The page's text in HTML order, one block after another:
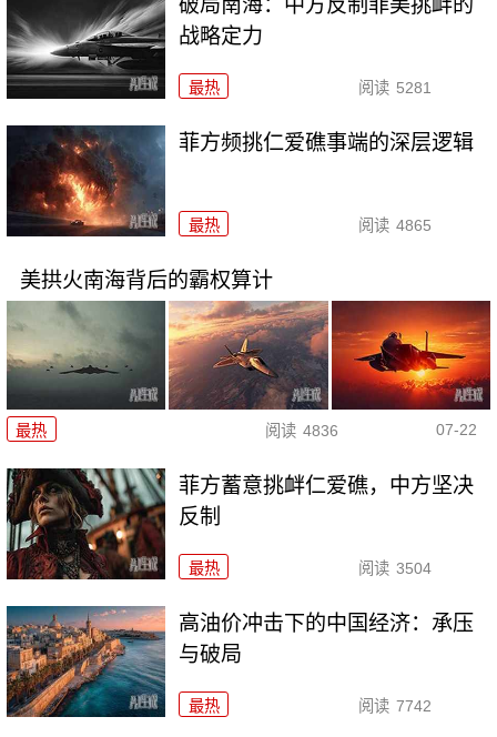
破局南海：中方反制菲美挑衅的
战略定力
最热 阅读 5281
菲方频挑仁爱礁事端的深层逻辑
最热 阅读 4865
美拱火南海背后的霸权算计
最热 阅读 4836 07-22
菲方蓄意挑衅仁爱礁，中方坚决
反制
最热 阅读 3504
高油价冲击下的中国经济：承压
与破局
最热 阅读 7742